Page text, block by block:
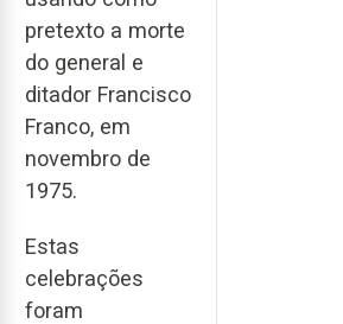
pretexto a morte
do general e
ditador Francisco
Franco, em
novembro de
1975.
Estas
celebrações
foram